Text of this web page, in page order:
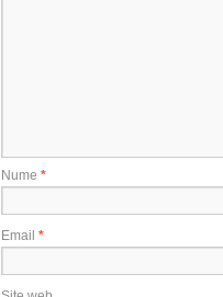
Nume *
Email *